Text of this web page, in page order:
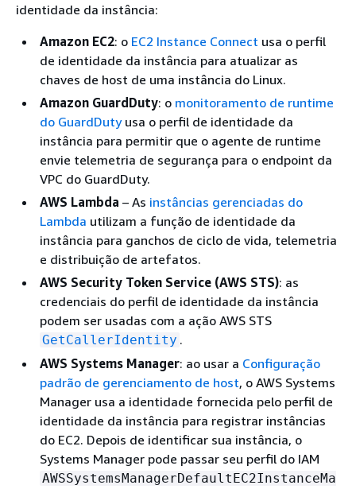
identidade da instância:
Amazon EC2: o EC2 Instance Connect usa o perfil
de identidade da instância para atualizar as
chaves de host de uma instância do Linux.
Amazon GuardDuty: o monitoramento de runtime
do GuardDutyusa o perfil de identidade da
instância para permitir que o agente de runtime
envie telemetria de segurança para o endpoint da
VPC do GuardDuty.
AWS Lambda – As instâncias gerenciadas do
Lambda utilizam a função de identidade da
instância para ganchos de ciclo de vida, telemetria
e distribuição de artefatos.
AWS Security Token Service (AWS STS): as
credenciais do perfil de identidade da instância
podem ser usadas com a ação AWS STS
GetCallerIdentity .
AWS Systems Manager: ao usar a Configuração
padrão de gerenciamento de host, o AWS Systems
Manager usa a identidade fornecida pelo perfil de
identidade da instância para registrar instâncias
do EC2. Depois de identificar sua instância, o
Systems Manager pode passar seu perfil do IAM
AWSSystemsManagerDefaultEC2InstanceMa